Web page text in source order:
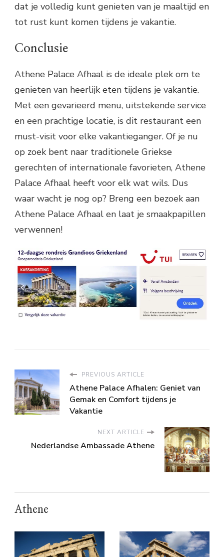
dat je volledig kunt genieten van je maaltijd en
tot rust kunt komen tijdens je vakantie.
Conclusie
Athene Palace Afhaal is de ideale plek om te
genieten van heerlijk eten tijdens je vakantie.
Met een gevarieerd menu, uitstekende service
en een prachtige locatie, is dit restaurant een
must-visit voor elke vakantieganger. Of je nu
op zoek bent naar traditionele Griekse
gerechten of internationale favorieten, Athene
Palace Afhaal heeft voor elk wat wils. Dus
waar wacht je nog op? Breng een bezoek aan
Athene Palace Afhaal en laat je smaakpapillen
verwennen!
PREVIOUS ARTICLE
Athene Palace Afhalen: Geniet van
Gemak en Comfort tijdens je
Vakantie
NEXT ARTICLE
Nederlandse Ambassade Athene
Athene